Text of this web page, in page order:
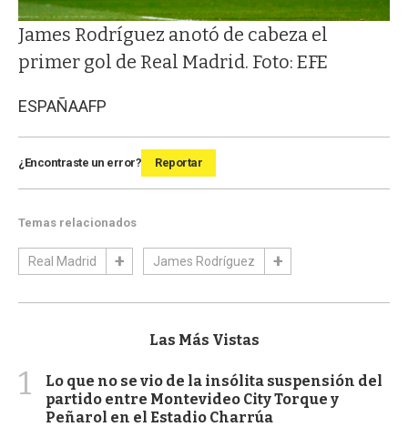
James Rodríguez anotó de cabeza el
primer gol de Real Madrid. Foto: EFE
ESPAÑAAFP
¿Encontraste un error? Reportar
Temas relacionados
Real Madrid James Rodríguez
Las Más Vistas
1
Lo que no se vio de la insólita suspensión del
partido entre Montevideo City Torque y
Peñarol en el Estadio Charrúa